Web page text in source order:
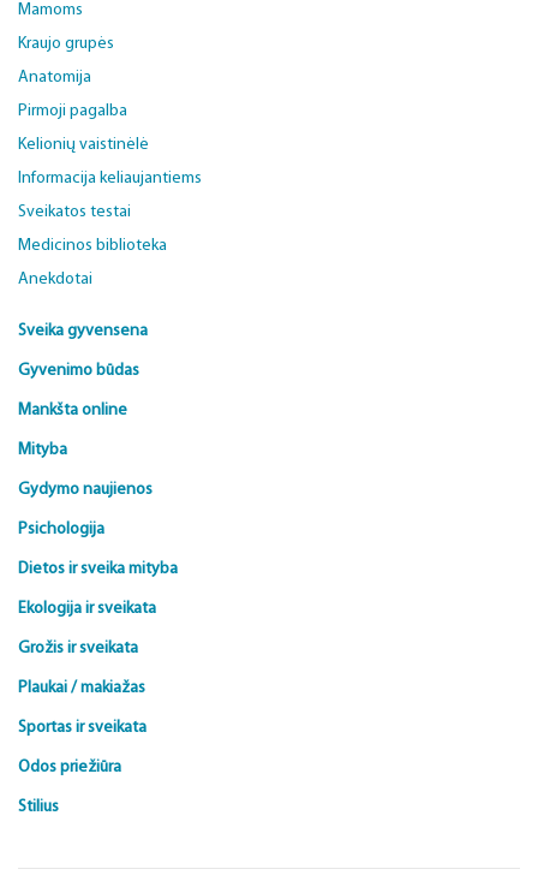
Mamoms
Kraujo grupės
Anatomija
Pirmoji pagalba
Kelionių vaistinėlė
Informacija keliaujantiems
Sveikatos testai
Medicinos biblioteka
Anekdotai
Sveika gyvensena
Gyvenimo būdas
Mankšta online
Mityba
Gydymo naujienos
Psichologija
Dietos ir sveika mityba
Ekologija ir sveikata
Grožis ir sveikata
Plaukai / makiažas
Sportas ir sveikata
Odos priežiūra
Stilius